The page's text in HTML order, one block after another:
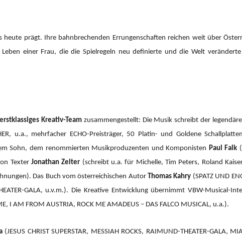
prägt. Ihre bahnbrechenden Errungenschaften reichen weit über
einer Frau, die die Spielregeln neu definierte und die Welt
erstklassiges Kreativ-Teamzusammengestellt: Die Musik schreibt der
u.a., mehrfacher ECHO-Preisträger, 50 Platin- und Goldene
Sohn, dem renommierten Musikproduzenten und Komponisten Paul Falk
Texter Jonathan Zelter (schreibt u.a. für Michelle, Tim Peters, Roland
Das Buch vom österreichischen Autor Thomas Kahry (SPATZ UND
GALA, u.v.m.). Die Kreative Entwicklung übernimmt VBW-Musical-
I AM FROM AUSTRIA, ROCK ME AMADEUS – DAS FALCO MUSICAL, u.a.).
(JESUS CHRIST SUPERSTAR, MESSIAH ROCKS, RAIMUND-THEATER-GALA,